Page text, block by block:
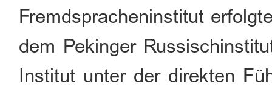
Fremdspracheninstitut
dem Pekinger
Institut unter der direkten